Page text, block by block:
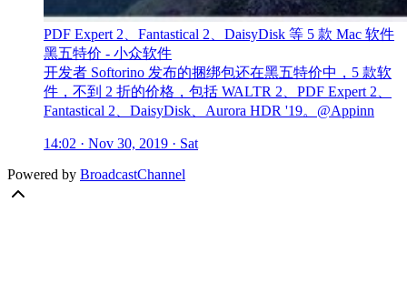
PDF Expert 2、Fantastical 2、DaisyDisk 等 5 款 Mac 软件
黑五特价 - 小众软件
开发者 Softorino 发布的捆绑包还在黑五特价中，5 款软
件，不到 2 折的价格，包括 WALTR 2、PDF Expert 2、
Fantastical 2、DaisyDisk、Aurora HDR '19。@Appinn
14:02 · Nov 30, 2019 · Sat
Powered by BroadcastChannel